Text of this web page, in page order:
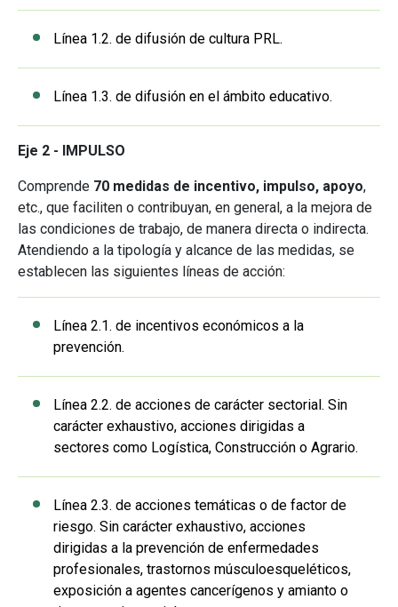
Línea 1.2. de difusión de cultura PRL.
Línea 1.3. de difusión en el ámbito educativo.
Eje 2 - IMPULSO
Comprende 70 medidas de incentivo, impulso, apoyo,
etc., que faciliten o contribuyan, en general, a la mejora de
las condiciones de trabajo, de manera directa o indirecta.
Atendiendo a la tipología y alcance de las medidas, se
establecen las siguientes líneas de acción:
Línea 2.1. de incentivos económicos a la
prevención.
Línea 2.2. de acciones de carácter sectorial. Sin
carácter exhaustivo, acciones dirigidas a
sectores como Logística, Construcción o Agrario.
Línea 2.3. de acciones temáticas o de factor de
riesgo. Sin carácter exhaustivo, acciones
dirigidas a la prevención de enfermedades
profesionales, trastornos músculoesqueléticos,
exposición a agentes cancerígenos y amianto o